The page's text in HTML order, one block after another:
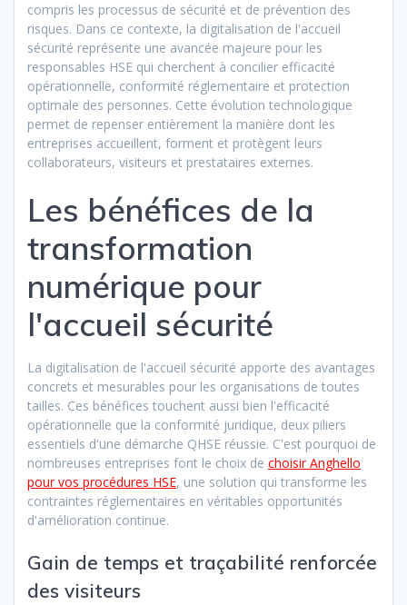
compris les processus de sécurité et de prévention des
risques. Dans ce contexte, la digitalisation de l'accueil
sécurité représente une avancée majeure pour les
responsables HSE qui cherchent à concilier efficacité
opérationnelle, conformité réglementaire et protection
optimale des personnes. Cette évolution technologique
permet de repenser entièrement la manière dont les
entreprises accueillent, forment et protègent leurs
collaborateurs, visiteurs et prestataires externes.
Les bénéfices de la
transformation
numérique pour
l'accueil sécurité
La digitalisation de l'accueil sécurité apporte des avantages
concrets et mesurables pour les organisations de toutes
tailles. Ces bénéfices touchent aussi bien l'efficacité
opérationnelle que la conformité juridique, deux piliers
essentiels d'une démarche QHSE réussie. C'est pourquoi de
nombreuses entreprises font le choix de choisir Anghello
pour vos procédures HSE, une solution qui transforme les
contraintes réglementaires en véritables opportunités
d'amélioration continue.
Gain de temps et traçabilité renforcée
des visiteurs